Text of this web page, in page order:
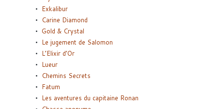
Exkalibur
Carine Diamond
Gold & Crystal
Le jugement de Salomon
L’Elixir d’Or
Lueur
Chemins Secrets
Fatum
Les aventures du capitaine Ronan